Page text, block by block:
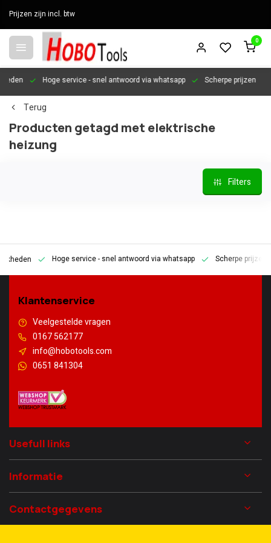
Prijzen zijn incl. btw
0
Hoge service- snel antwoord via whatsapp Scherpe prijzen
Terug
Producten getagd met elektrische
heizung
Filters
Hoge service- snel antwoord via whatsapp Scherpe prijzen
Klantenservice
Veelgestelde vragen
0167 562177
info@hobotools.com
0651 841304
Usefull links
Informatie
Contactgegevens